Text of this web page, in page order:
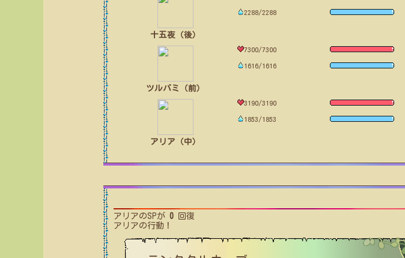
十五夜（後）
2288/2288
ツルバミ（前）
7300/7300
1616/1616
アリア（中）
3190/3190
1853/1853
アリアのSPが 0回復
アリアの行動！